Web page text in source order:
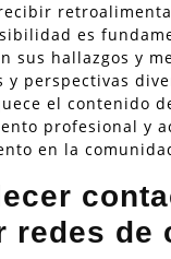
es
sus hallazgos y
perspectivas
el contenido
profesional y
en la
redes de